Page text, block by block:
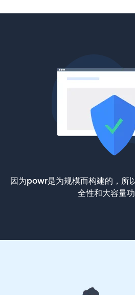
因为powr是为规模而构建的，所
全性和大容量功